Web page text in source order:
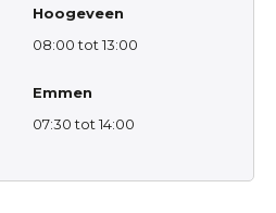
Hoogeveen
08:00 tot 13:00
Emmen
07:30 tot 14:00